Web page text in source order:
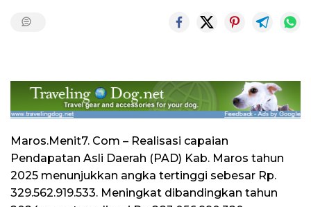
Maros.Menit7. Com – Realisasi capaian
Pendapatan Asli Daerah (PAD) Kab. Maros tahun
2025 menunjukkan angka tertinggi sebesar Rp.
329.562.919.533. Meningkat dibandingkan tahun